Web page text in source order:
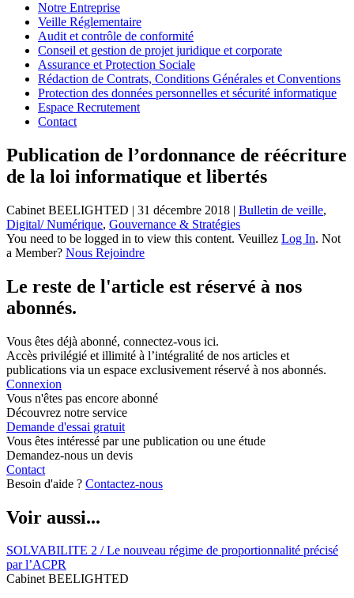
Notre Entreprise
Veille Réglementaire
Audit et contrôle de conformité
Conseil et gestion de projet juridique et corporate
Assurance et Protection Sociale
Rédaction de Contrats, Conditions Générales et Conventions
Protection des données personnelles et sécurité informatique
Espace Recrutement
Contact
Publication de l’ordonnance de réécriture
de la loi informatique et libertés
Cabinet BEELIGHTED | 31 décembre 2018 | Bulletin de veille,
Digital/ Numérique, Gouvernance & Stratégies
You need to be logged in to view this content. Veuillez Log In. Not
a Member? Nous Rejoindre
Le reste de l'article est réservé à nos
abonnés.
Vous êtes déjà abonné, connectez-vous ici.
Accès privilégié et illimité à l’intégralité de nos articles et
publications via un espace exclusivement réservé à nos abonnés.
Connexion
Vous n'êtes pas encore abonné
Découvrez notre service
Demande d'essai gratuit
Vous êtes intéressé par une publication ou une étude
Demandez-nous un devis
Contact
Besoin d'aide ? Contactez-nous
Voir aussi...
SOLVABILITE 2 / Le nouveau régime de proportionnalité précisé
par l’ACPR
Cabinet BEELIGHTED